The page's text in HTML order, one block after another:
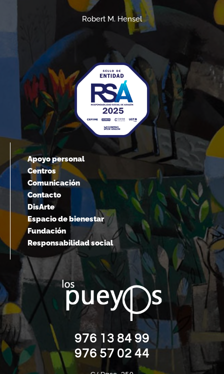
Robert M. Hensel
Apoyo personal
Centros
Comunicación
Contacto
DisArte
Espacio de bienestar
Fundación
Responsabilidad social
976 13 84 99
976 57 02 44